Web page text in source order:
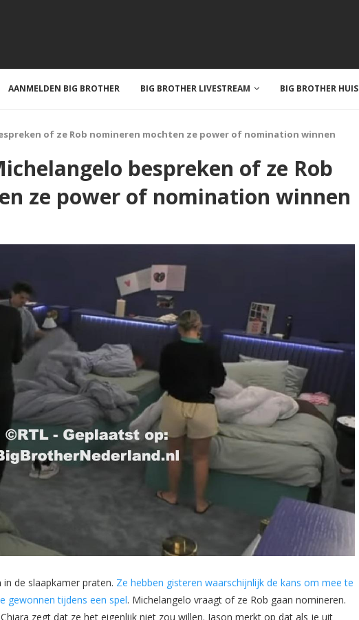
AANMELDEN BIG BROTHER BIG BROTHER LIVESTREAM BIG BROTHER HUIS
of ze Rob nomineren mochten ze power of nomination winnen
bespreken of ze Rob
ze power of nomination winnen
in de slaapkamer praten. Ze hebben gisteren waarschijnlijk de kans om mee te
gewonnen tijdens een spel. Michelangelo vraagt of ze Rob gaan nomineren.
zegt dat ze het eigenlijk niet zou willen. Jason merkt op dat als je uit